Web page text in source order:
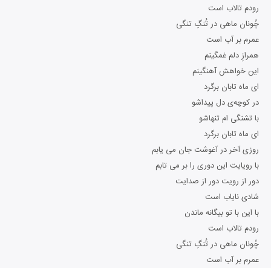
رودم تالاب است
چُونان ماهی در تُنگِ تنگی
عمرم بر آب است
همرازِ دلم غمگینم
این خواهش آهنگینم
ای ماه تابان برگرد
در کوچه‌ی دل پیداشو
با تشنگی ام تنهاشو
ای ماه تابان برگرد
روزی آخر در آغوشت جان می یابم
با رویایت این دوری را بر می تابم
دور از رویت دور از صدایت
شادی نایاب است
با این با تو بیگانه ماندن
رودم تالاب است
چُونان ماهی در تُنگِ تنگی
عمرم بر آب است